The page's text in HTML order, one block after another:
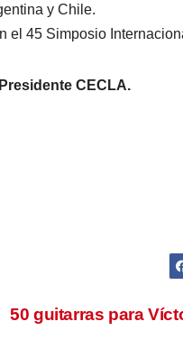
y Chile.
el 45 Simposio
CECLA.
50 guitarras para